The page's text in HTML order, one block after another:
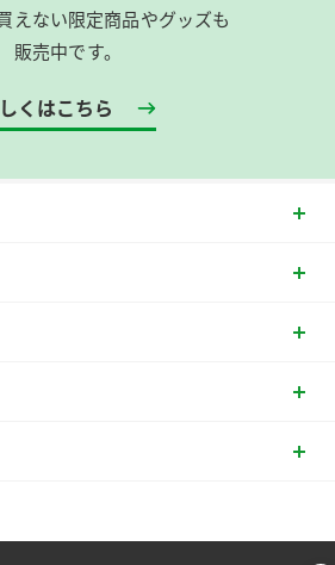
えない限定商品やグッズも
販売中です。
くはこちら